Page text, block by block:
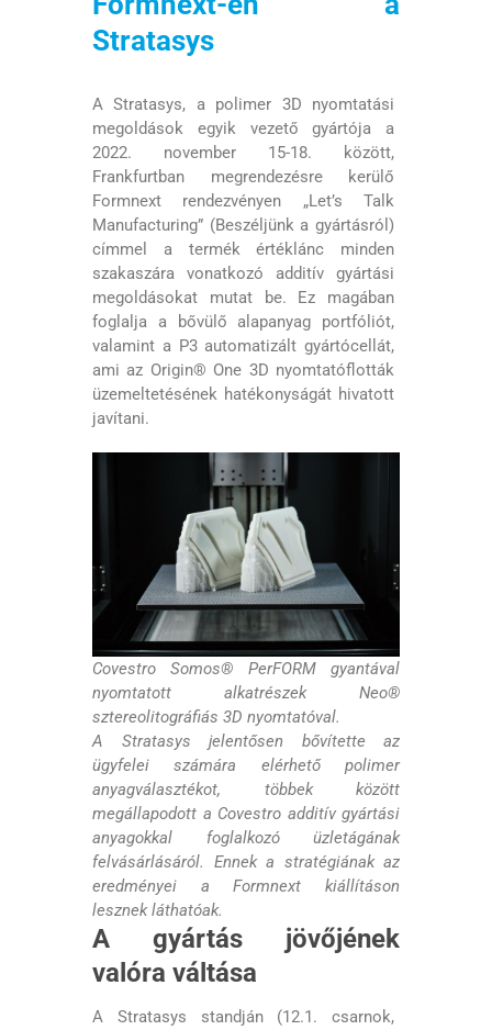
Stratasys
A Stratasys, a polimer 3D nyomtatási
megoldások egyik vezető gyártója a
2022. november 15-18. között,
Frankfurtban megrendezésre kerülő
Formnext rendezvényen „Let’s Talk
Manufacturing” (Beszéljünk a gyártásról)
címmel a termék értéklánc minden
szakaszára vonatkozó additív gyártási
megoldásokat mutat be. Ez magában
foglalja a bővülő alapanyag portfóliót,
valamint a P3 automatizált gyártócellát,
ami az Origin® One 3D nyomtatóflották
üzemeltetésének hatékonyságát hivatott
javítani.
Covestro Somos® PerFORM gyantával
nyomtatott alkatrészek Neo®
sztereolitográfiás 3D nyomtatóval.
A Stratasys jelentősen bővítette az
ügyfelei számára elérhető polimer
anyagválasztékot, többek között
megállapodott a Covestro additív gyártási
anyagokkal foglalkozó üzletágának
felvásárlásáról. Ennek a stratégiának az
eredményei a Formnext kiállításon
lesznek láthatóak.
A gyártás jövőjének
valóra váltása
A Stratasys standján (12.1. csarnok,